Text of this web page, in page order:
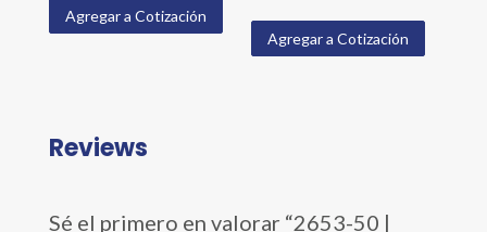
Agregar a Cotización
Agregar a Cotización
Reviews
Sé el primero en valorar “2653-50 |